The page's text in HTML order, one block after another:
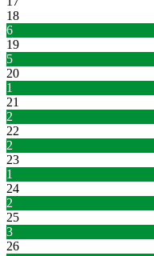
18
6
19
5
20
1
21
2
22
2
23
1
24
2
25
3
26